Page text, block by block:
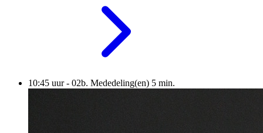
10:45 uur - 02b. Mededeling(en) 5 min.